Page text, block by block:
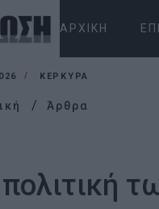
ΑΡΧΙΚΉ
ΚΕΡΚΥΡΑ
Άρθρα